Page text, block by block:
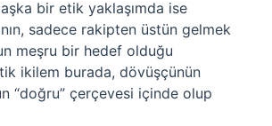
bir etik yaklaşımda ise
sadece rakipten üstün gelmek
meşru bir hedef olduğu
ikilem burada, dövüşçünün
“doğru” çerçevesi içinde olup